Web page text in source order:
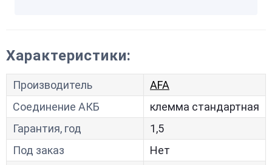
Характеристики:
Производитель
AFA
Соединение АКБ
клемма стандартная
Гарантия, год
1,5
Под заказ
Нет